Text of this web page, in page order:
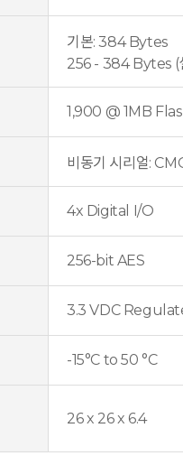
기본: 384 Bytes
256 - 384 Bytes (
1,900 @ 1MB
비동기 시리얼:
4x Digital I/O
256-bit AES
3.3 VDC
-15°C to 50 °C
26 x 26 x 6.4